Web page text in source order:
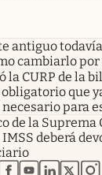
antiguo
cambiarlo
la CURP de la
que
necesario para
de la Suprema
deberá
abre en nueva
abre enabre en